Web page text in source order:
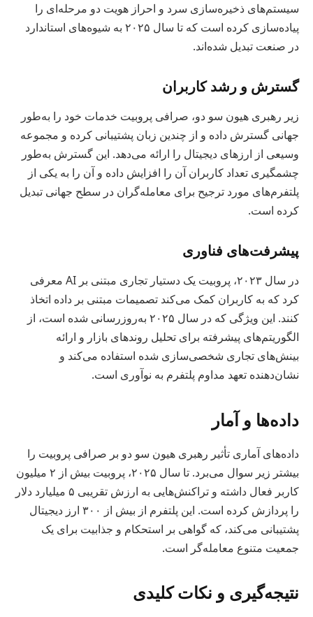
سیستم‌های ذخیره‌سازی سرد و احراز هویت دو مرحله‌ای را
پیاده‌سازی کرده است که تا سال ۲۰۲۵ به شیوه‌های استاندارد
در صنعت تبدیل شده‌اند.
گسترش و رشد کاربران
زیر رهبری هیون سو دو، صرافی پروبیت خدمات خود را به‌طور
جهانی گسترش داده و از چندین زبان پشتیبانی کرده و مجموعه
وسیعی از ارزهای دیجیتال را ارائه می‌دهد. این گسترش به‌طور
چشمگیری تعداد کاربران آن را افزایش داده و آن را به یکی از
پلتفرم‌های مورد ترجیح برای معامله‌گران در سطح جهانی تبدیل
کرده است.
پیشرفت‌های فناوری
در سال ۲۰۲۳، پروبیت یک دستیار تجاری مبتنی بر AI معرفی
کرد که به کاربران کمک می‌کند تصمیمات مبتنی بر داده اتخاذ
کنند. این ویژگی که در سال ۲۰۲۵ به‌روزرسانی شده است، از
الگوریتم‌های پیشرفته برای تحلیل روندهای بازار و ارائه
بینش‌های تجاری شخصی‌سازی شده استفاده می‌کند و
نشان‌دهنده تعهد مداوم پلتفرم به نوآوری است.
داده‌ها و آمار
داده‌های آماری تأثیر رهبری هیون سو دو بر صرافی پروبیت را
بیشتر زیر سوال می‌برد. تا سال ۲۰۲۵، پروبیت بیش از ۲ میلیون
کاربر فعال داشته و تراکنش‌هایی به ارزش تقریبی ۵ میلیارد دلار
را پردازش کرده است. این پلتفرم از بیش از ۳۰۰ ارز دیجیتال
پشتیبانی می‌کند، که گواهی بر استحکام و جذابیت برای یک
جمعیت متنوع معامله‌گر است.
نتیجه‌گیری و نکات کلیدی